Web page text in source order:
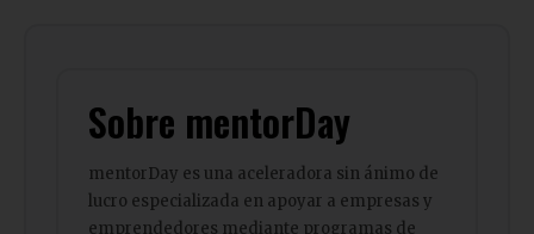
Sobre mentorDay
mentorDay es una aceleradora sin ánimo de
lucro especializada en apoyar a empresas y
emprendedores mediante programas de